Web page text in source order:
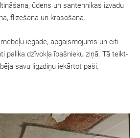
ūdens un santehnikas izvadu
flīzēšana un krāsošana.
iegāde, apgaismojums un citi
palika dzīvokļa īpašnieku ziņā. Tā teikt-
savu ligzdiņu iekārtot paši.